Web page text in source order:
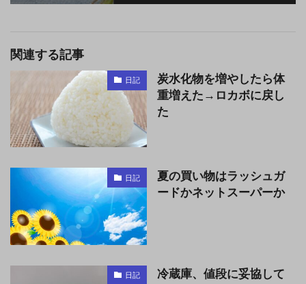
関連する記事
日記
炭水化物を増やしたら体
重増えた→ロカボに戻し
た
日記
夏の買い物はラッシュガ
ードかネットスーパーか
日記
冷蔵庫、値段に妥協して